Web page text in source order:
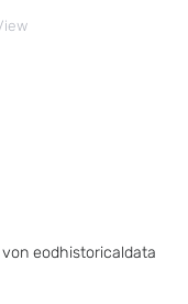
eodhistoricaldata